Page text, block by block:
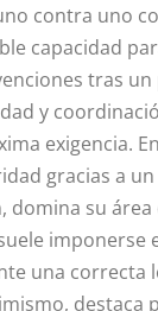
contra uno
capacidad
tras
y
exigencia.
gracias a
domina su área
imponerse
una correcta
destaca